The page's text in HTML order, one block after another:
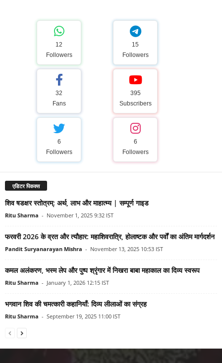
12
Followers
15
Followers
32
Fans
395
Subscribers
6
Followers
6
Followers
एडिटर पिकक्स
शिव षडक्षर स्तोत्रम्: अर्थ, लाभ और माहात्म्य | सम्पूर्ण गाइड
Ritu Sharma - November 1, 2025 9:32 IST
फरवरी 2026 के व्रत और त्यौहार: महाशिवरात्रि, होलाष्टक और पर्वों का अंतिम मार्गदर्शन
Pandit Suryanarayan Mishra - November 13, 2025 10:53 IST
कमल अलंकरण, भस्म लेप और पुष्प श्रृंगार में निखरा बाबा महाकाल का दिव्य स्वरूप
Ritu Sharma - January 1, 2026 12:15 IST
भगवान शिव की चमत्कारी कहानियाँ: दिव्य लीलाओं का संग्रह
Ritu Sharma - September 19, 2025 11:00 IST